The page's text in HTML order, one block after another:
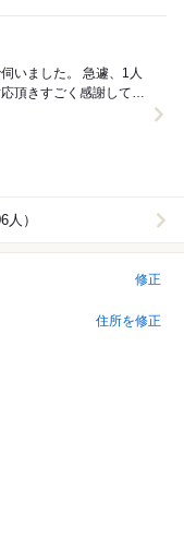
。 急遽、1人
頂きすごく感謝してい
）
修正
住所を修正